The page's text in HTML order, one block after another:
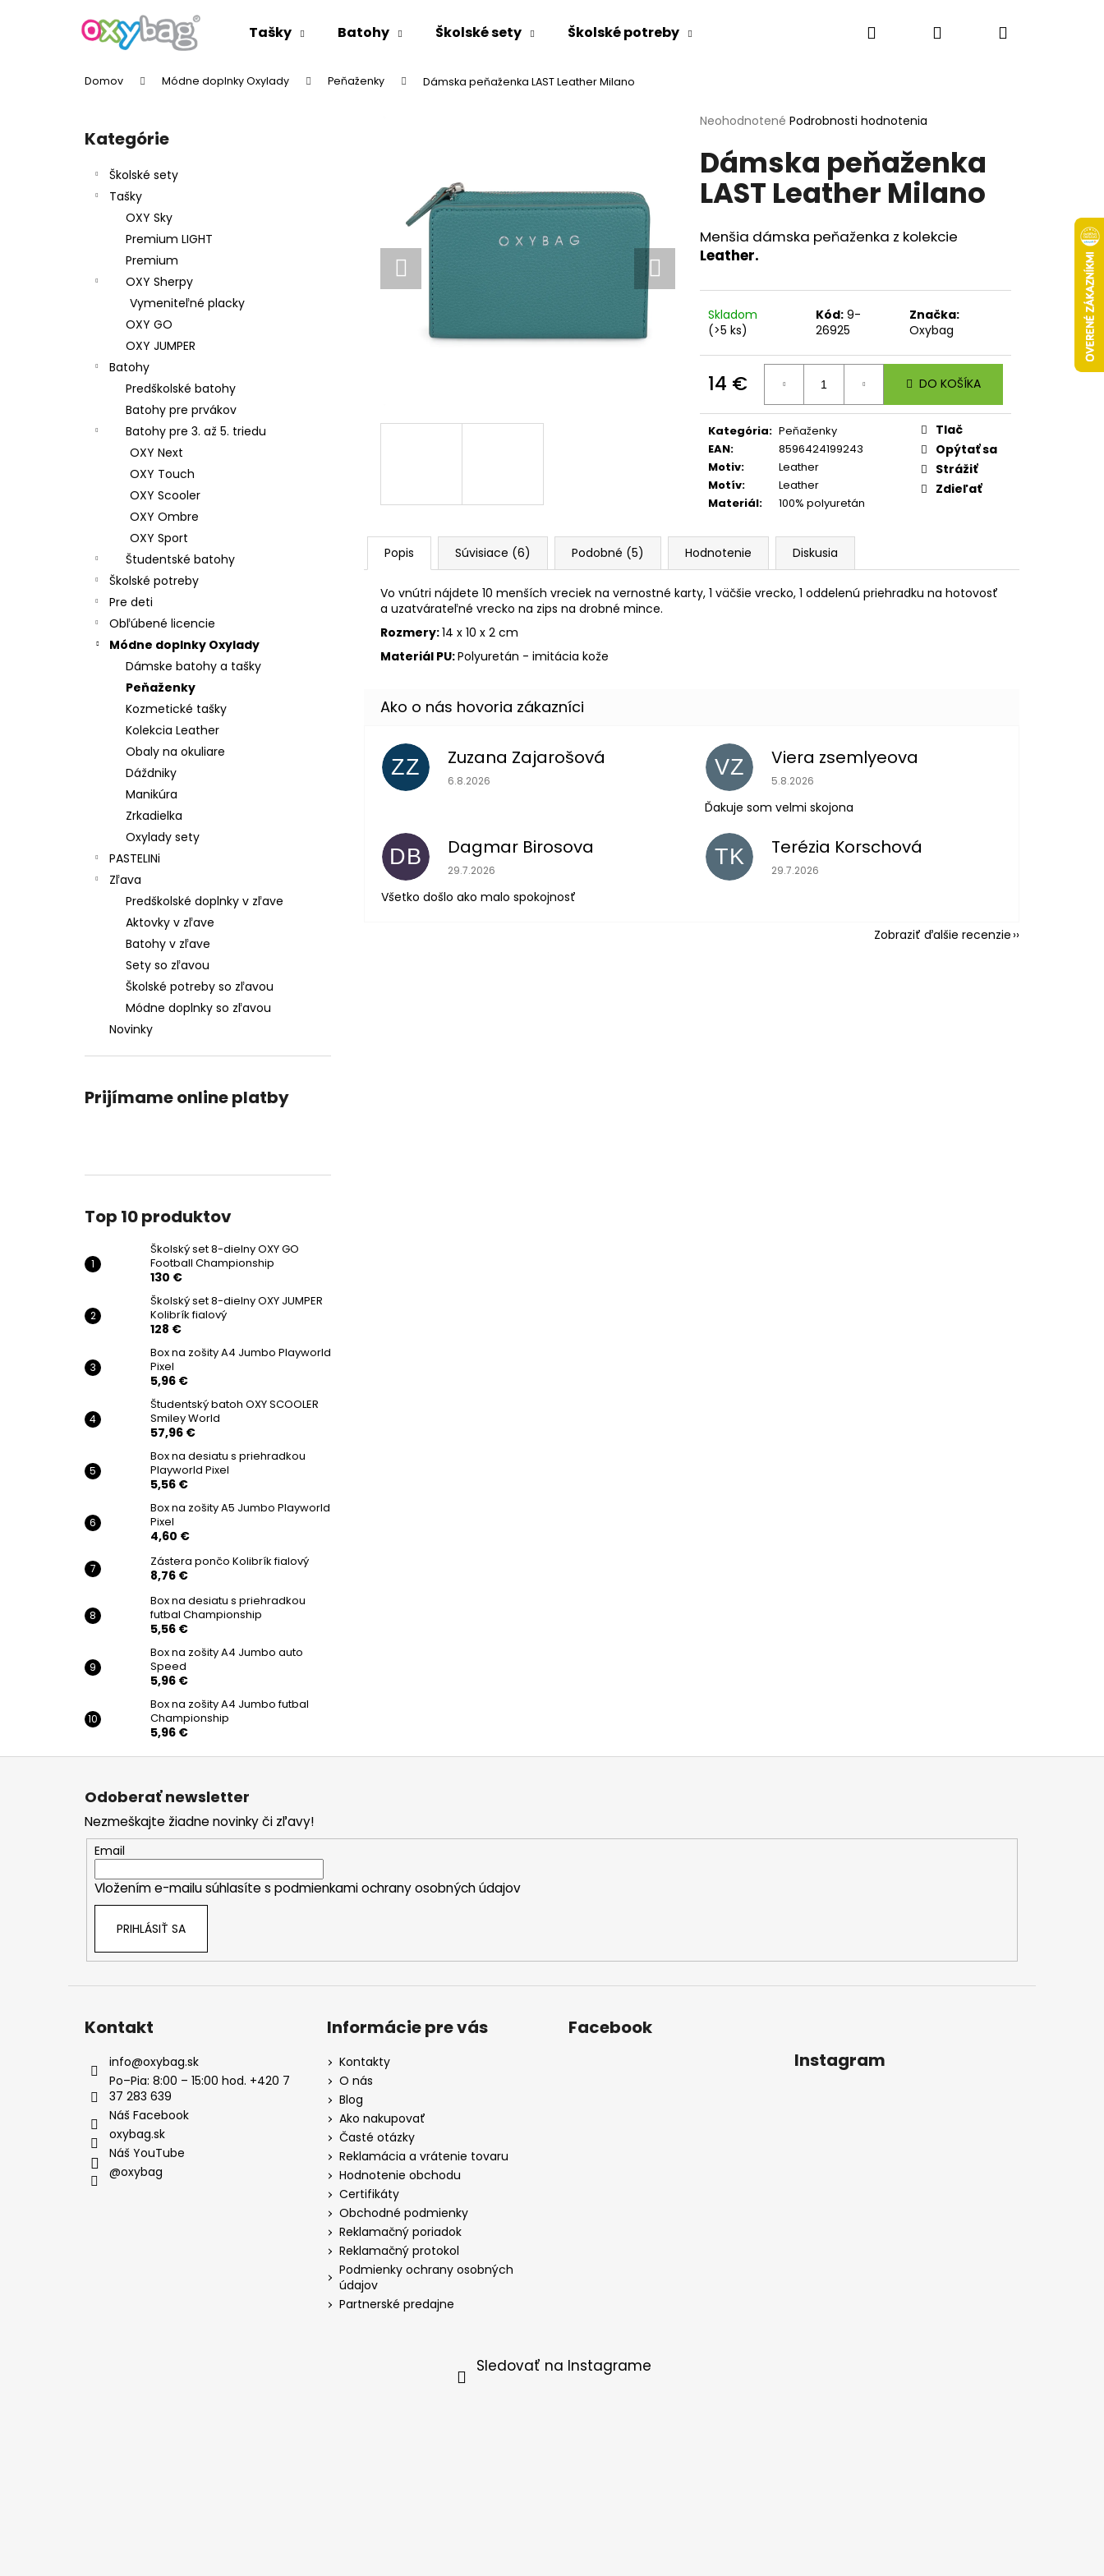
Tašky Batohy Školské sety Školské potreby Hľadať PrihlásenieNákupný
Domov Módne doplnky Oxylady Peňaženky Dámska peňaženka LAST Leather Milano
Preskočiť
kategórie
Kategórie
Školské sety
Tašky
OXY Sky
Premium LIGHT
Premium
OXY Sherpy
Vymeniteľné placky
OXY GO
OXY JUMPER
Batohy
Predškolské batohy
Batohy pre prvákov
Batohy pre 3. až 5. triedu
OXY Next
OXY Touch
OXY Scooler
OXY Ombre
OXY Sport
Študentské batohy
Školské potreby
Pre deti
Obľúbené licencie
Módne doplnky Oxylady
Dámske batohy a tašky
Peňaženky
Kozmetické tašky
Kolekcia Leather
Obaly na okuliare
Dáždniky
Manikúra
Zrkadielka
Oxylady sety
PASTELINi
Zľava
Predškolské doplnky v zľave
Aktovky v zľave
Batohy v zľave
Sety so zľavou
Školské potreby so zľavou
Módne doplnky so zľavou
Novinky
Prijímame online platby
Top 10 produktov
Školský set 8-dielny OXY GO
Football Championship
130 €
Školský set 8-dielny OXY JUMPER
Kolibrík fialový
128 €
Box na zošity A4 Jumbo Playworld
Pixel
5,96 €
Študentský batoh OXY SCOOLER
Smiley World
57,96 €
Box na desiatu s priehradkou
Playworld Pixel
5,56 €
Box na zošity A5 Jumbo Playworld
Pixel
4,60 €
Zástera pončo Kolibrík fialový
8,76 €
Box na desiatu s priehradkou
futbal Championship
5,56 €
Box na zošity A4 Jumbo auto
Speed
5,96 €
Box na zošity A4 Jumbo futbal
Championship
5,96 €
Priemerné
produktu
je
0,0
hviezdičiek.
Neohodnotené Podrobnosti hodnotenia
Dámska peňaženka
LAST Leather Milano
Menšia dámska peňaženka z kolekcie
Leather.
Skladom
(>5 ks)
Kód: 9-
26925
Značka:
Oxybag
14 €
Jednotková
cena:
DO KOŠÍKA
Kategória: Peňaženky
EAN:
8596424199243
Motiv:
Leather
Motív:
Leather
Materiál: 100% polyuretán
Tlač
Opýtať sa
Strážiť
Zdieľať
Popis Súvisiace (6) Podobné (5) Hodnotenie Diskusia
Vo vnútri nájdete 10 menších vreciek na vernostné karty, 1 väčšie vrecko, 1 oddelenú priehradku na hotovosť
a uzatvárateľné vrecko na zips na drobné mince.
Rozmery:14 x 10 x 2 cm
Materiál PU:Polyuretán - imitácia kože
ZZ Zuzana Zajarošová
Hodnotenie obchodu je 5 z 5 hviezdičiek.
6.8.2026
VZ Viera zsemlyeova
Hodnotenie obchodu je 5 z 5 hviezdičiek.
5.8.2026
Ďakuje som velmi skojona
DB Dagmar Birosova
Hodnotenie obchodu je 5 z 5 hviezdičiek.
29.7.2026
Všetko došlo ako malo spokojnosť
TK Terézia Korschová
Hodnotenie obchodu je 5 z 5 hviezdičiek.
29.7.2026
Zobraziť ďalšie recenzie
Späť
obchodu
Späť
obchodu
Čo potrebujete nájsť?
Odporúčame
Nasledujúce
ŠKOLSKÝ SET 8-DIELNY OXY GO
FOOTBALL CHAMPIONSHIP
130 €
BOX NA ZOŠITY A4 JUMBO PLAYWORLD
Z
Odoberať newsletter
Nezmeškajte žiadne novinky či zľavy!
Email
Vložením e-mailu súhlasíte s podmienkami ochrany osobných údajov
PRIHLÁSIŤ SA
Kontakt
info@oxybag.sk
Po–Pia: 8:00 – 15:00 hod. +420 7
37 283 639
Náš Facebook
oxybag.sk
Náš YouTube
@oxybag
Informácie pre vás
Kontakty
O nás
Blog
Ako nakupovať
Časté otázky
Reklamácia a vrátenie tovaru
Hodnotenie obchodu
Certifikáty
Obchodné podmienky
Reklamačný poriadok
Reklamačný protokol
Podmienky ochrany osobných
údajov
Partnerské predajne
Facebook
Instagram
Sledovať na Instagrame